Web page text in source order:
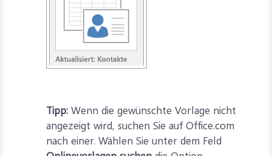
Tipp: Wenn die gewünschte Vorlage nicht
angezeigt wird, suchen Sie auf Office.com
nach einer. Wählen Sie unter dem Feld